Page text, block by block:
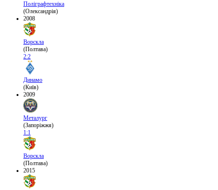
Поліграфтехніка
(Олександрія)
2008
Ворскла
(Полтава)
2:2
Динамо
(Київ)
2009
Металург
(Запоріжжя)
1:1
Ворскла
(Полтава)
2015